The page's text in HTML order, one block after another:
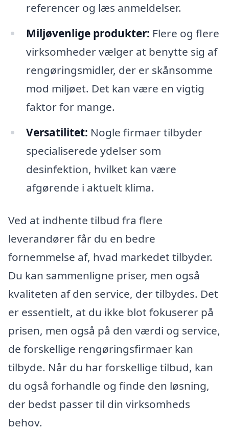
referencer og læs anmeldelser.
Miljøvenlige produkter: Flere og flere
virksomheder vælger at benytte sig af
rengøringsmidler, der er skånsomme
mod miljøet. Det kan være en vigtig
faktor for mange.
Versatilitet: Nogle firmaer tilbyder
specialiserede ydelser som
desinfektion, hvilket kan være
afgørende i aktuelt klima.
Ved at indhente tilbud fra flere
leverandører får du en bedre
fornemmelse af, hvad markedet tilbyder.
Du kan sammenligne priser, men også
kvaliteten af den service, der tilbydes. Det
er essentielt, at du ikke blot fokuserer på
prisen, men også på den værdi og service,
de forskellige rengøringsfirmaer kan
tilbyde. Når du har forskellige tilbud, kan
du også forhandle og finde den løsning,
der bedst passer til din virksomheds
behov.